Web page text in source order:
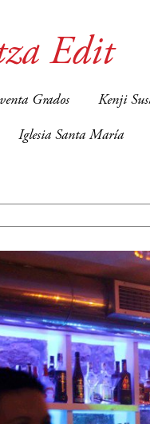
Edit
Grados Kenji
Iglesia Santa María